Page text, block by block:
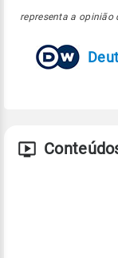
representa a opinião